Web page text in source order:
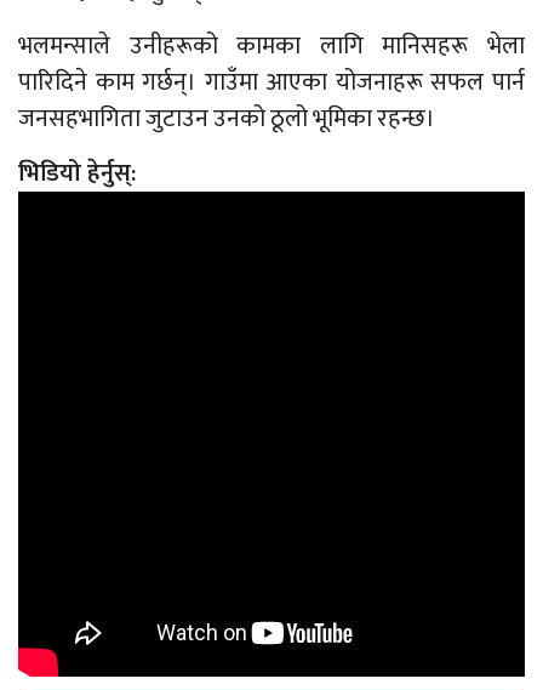
भलमन्साले उनीहरूको कामका लागि मानिसहरू भेला
पारिदिने काम गर्छन्। गाउँमा आएका योजनाहरू सफल पार्न
जनसहभागिता जुटाउन उनको ठूलो भूमिका रहन्छ।
भिडियो हेर्नुस्: